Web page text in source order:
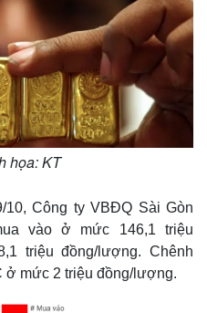
họa: KT
10, Công ty VBĐQ Sài Gòn
vào ở mức 146,1 triệu
triệu đồng/lượng. Chênh
ở mức 2 triệu đồng/lượng.